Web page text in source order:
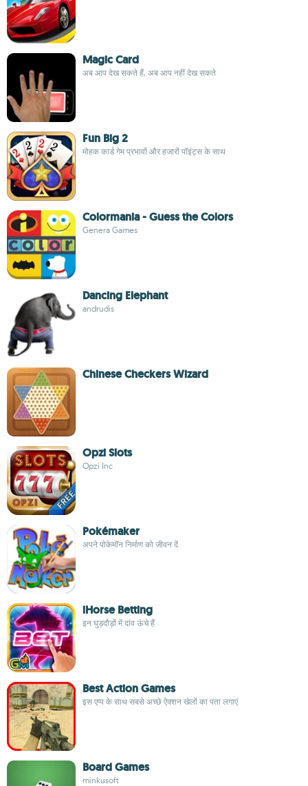
Magic Card
अब आप देख सकते हैं, अब आप नहीं देख सकते
Fun Big 2
मोहक कार्ड गेम प्रभावों और हजारों पॉइंट्स के साथ
Colormania - Guess the Colors
Genera Games
Dancing Elephant
andrudis
Chinese Checkers Wizard
Opzi Slots
Opzi Inc
Pokémaker
अपने पोकेमॉन निर्माण को जीवन दें
iHorse Betting
इन घुड़दौड़ों में दांव ऊंचे हैं
Best Action Games
इस एप्प के साथ सबसे अच्छे ऐक्शन खेलों का पता लगाएं
Board Games
minkusoft